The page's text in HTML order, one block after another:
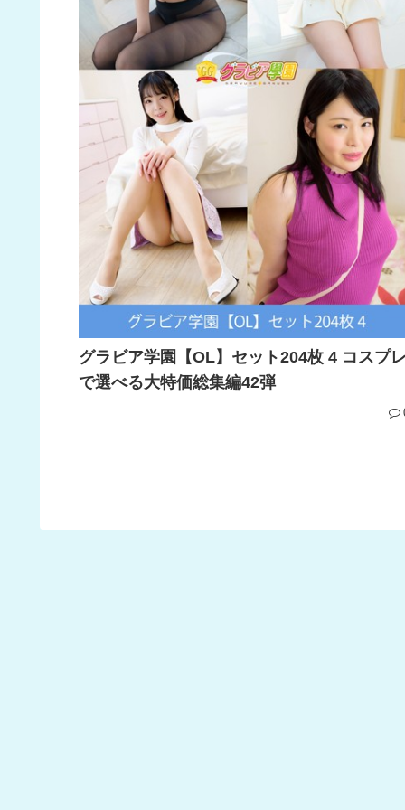
グラビア学園【OL】セット204枚 4 コスプ
で選べる大特価総集編42弾